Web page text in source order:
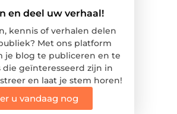
en deel uw verhaal!
kennis of verhalen delen
Met ons platform
je blog te publiceren en te
geïnteresseerd zijn in
en laat je stem horen!
u vandaag nog